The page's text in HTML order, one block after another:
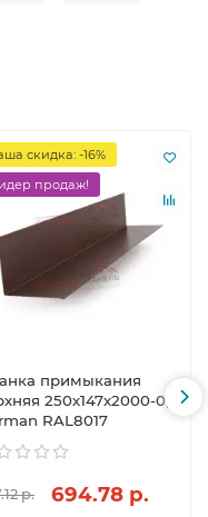
скидка: -16%
продаж!
примыкания
250х147х2000-0,5
RAL8017
р. 694.78 р.